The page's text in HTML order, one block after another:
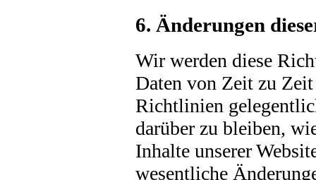
6. Änderungen
Wir werden diese
Daten von Zeit zu
Richtlinien
darüber zu bleiben,
Inhalte unserer
wesentliche